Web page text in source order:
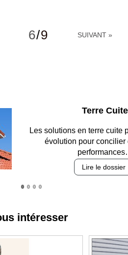
6/9 SUIVANT »
Parking et
Entre circulation, sécurisation
des revêtements et
Lire le dossier